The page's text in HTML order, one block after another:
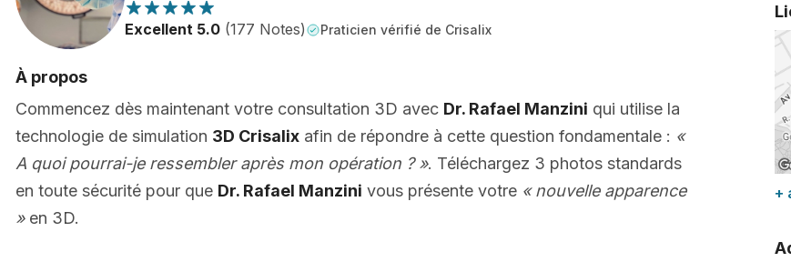
Excellent 5.0 (177 Notes) Praticien vérifié de Crisalix
À propos
Commencez dès maintenant votre consultation 3D avec Dr. Rafael Manzini qui utilise la
technologie de simulation 3D Crisalix afin de répondre à cette question fondamentale : «
A quoi pourrai-je ressembler après mon opération ? ». Téléchargez 3 photos standards
en toute sécurité pour que Dr. Rafael Manzini vous présente votre « nouvelle apparence
»en 3D.
+